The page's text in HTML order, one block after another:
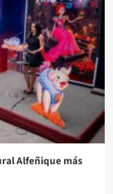
Alfeñique más